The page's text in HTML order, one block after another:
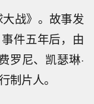
战》。故事发
件五年后，由
罗尼、凯瑟琳·
制片人。